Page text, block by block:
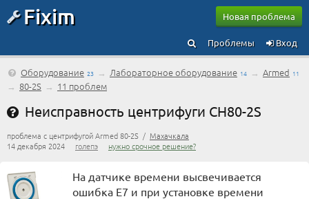
Fixim Новая проблема
Вход
Проблемы
Оборудование 23 → Лабораторное оборудование 14 → Armed 11
→ 80-2S → 11 проблем
Неисправность центрифуги CH80-2S
проблема с центрифугой Armed 80-2S / Махачкала
14 декабря 2024 голепэ нужно срочное решение?
На датчике времени высвечивается
ошибка Е7 и при установке времени